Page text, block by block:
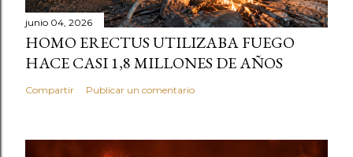
junio 04, 2026
HOMO ERECTUS UTILIZABA FUEGO
HACE CASI 1,8 MILLONES DE AÑOS
Compartir Publicar un comentario